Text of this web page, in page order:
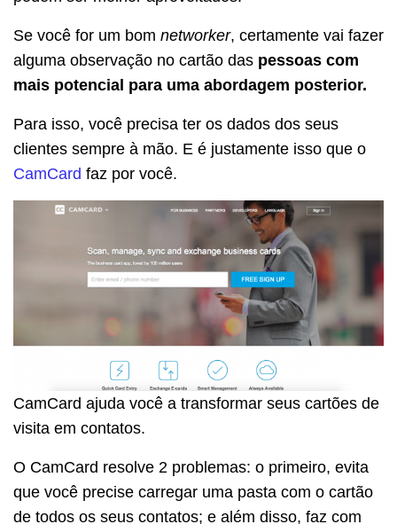
Se você for um bom networker, certamente vai fazer
alguma observação no cartão das pessoas com
mais potencial para uma abordagem posterior.
Para isso, você precisa ter os dados dos seus
clientes sempre à mão. E é justamente isso que o
CamCard faz por você.
CamCard ajuda você a transformar seus cartões de
visita em contatos.
O CamCard resolve 2 problemas: o primeiro, evita
que você precise carregar uma pasta com o cartão
de todos os seus contatos; e além disso, faz com